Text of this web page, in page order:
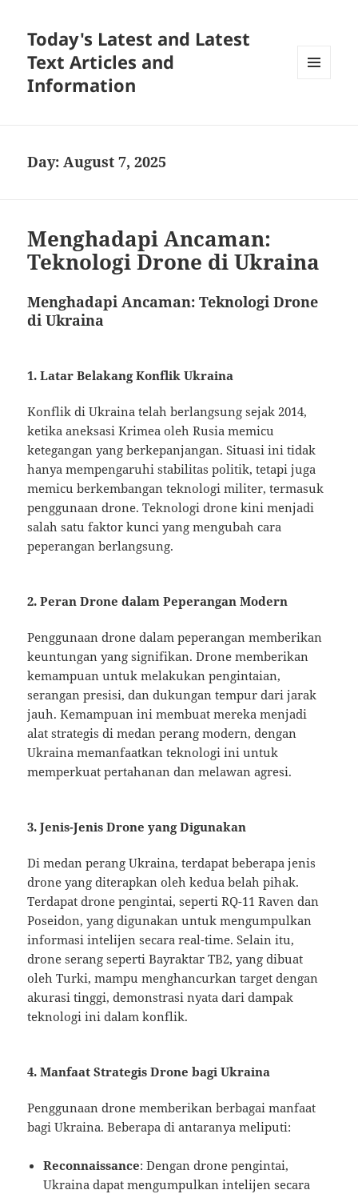
Today's Latest and Latest
Text Articles and
Information
Day:August 7, 2025
Menghadapi Ancaman:
Teknologi Drone di Ukraina
Menghadapi Ancaman: Teknologi Drone
di Ukraina
1. Latar Belakang Konflik Ukraina
Konflik di Ukraina telah berlangsung sejak 2014,
ketika aneksasi Krimea oleh Rusia memicu
ketegangan yang berkepanjangan. Situasi ini tidak
hanya mempengaruhi stabilitas politik, tetapi juga
memicu berkembangan teknologi militer, termasuk
penggunaan drone. Teknologi drone kini menjadi
salah satu faktor kunci yang mengubah cara
peperangan berlangsung.
2. Peran Drone dalam Peperangan Modern
Penggunaan drone dalam peperangan memberikan
keuntungan yang signifikan. Drone memberikan
kemampuan untuk melakukan pengintaian,
serangan presisi, dan dukungan tempur dari jarak
jauh. Kemampuan ini membuat mereka menjadi
alat strategis di medan perang modern, dengan
Ukraina memanfaatkan teknologi ini untuk
memperkuat pertahanan dan melawan agresi.
3. Jenis-Jenis Drone yang Digunakan
Di medan perang Ukraina, terdapat beberapa jenis
drone yang diterapkan oleh kedua belah pihak.
Terdapat drone pengintai, seperti RQ-11 Raven dan
Poseidon, yang digunakan untuk mengumpulkan
informasi intelijen secara real-time. Selain itu,
drone serang seperti Bayraktar TB2, yang dibuat
oleh Turki, mampu menghancurkan target dengan
akurasi tinggi, demonstrasi nyata dari dampak
teknologi ini dalam konflik.
4. Manfaat Strategis Drone bagi Ukraina
Penggunaan drone memberikan berbagai manfaat
bagi Ukraina. Beberapa di antaranya meliputi:
Reconnaissance: Dengan drone pengintai,
Ukraina dapat mengumpulkan intelijen secara